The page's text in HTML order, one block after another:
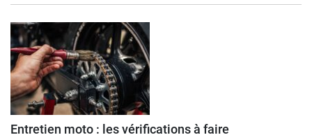
Entretien moto : les vérifications à faire